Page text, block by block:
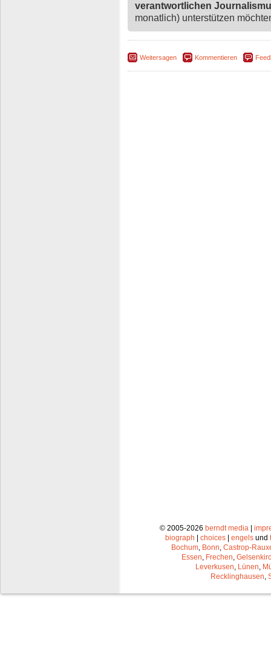
verantwortlichen
monatlich) unterstützen
Weitersagen Kommentieren
© 2005-2026 berndt media|
biograph
choices engels und
Bochum, Bonn, Castrop-
Essen, Frechen,
Leverkusen, Lünen,
Recklinghausen,